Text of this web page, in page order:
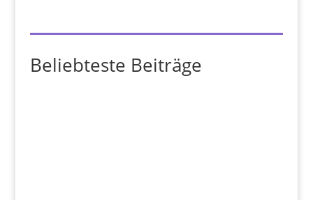
Beliebteste Beiträge